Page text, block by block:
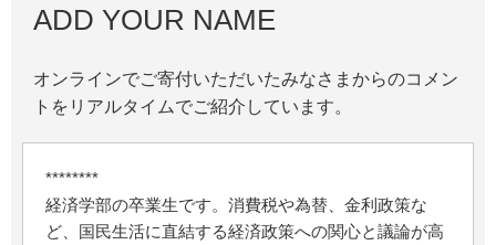
ADD YOUR NAME
オンラインでご寄付いただいたみなさまからのコメン
トをリアルタイムでご紹介しています。
********
経済学部の卒業生です。消費税や為替、金利政策な
ど、国民生活に直結する経済政策への関心と議論が高